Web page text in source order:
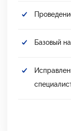
Базовый